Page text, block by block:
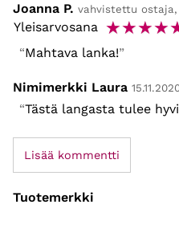
Joanna P. vahvistettu ostaja,
Yleisarvosana ☆☆☆☆
Mahtava lanka!
Nimimerkki Laura
Tästä langasta tulee
Lisää kommentti
Tuotemerkki